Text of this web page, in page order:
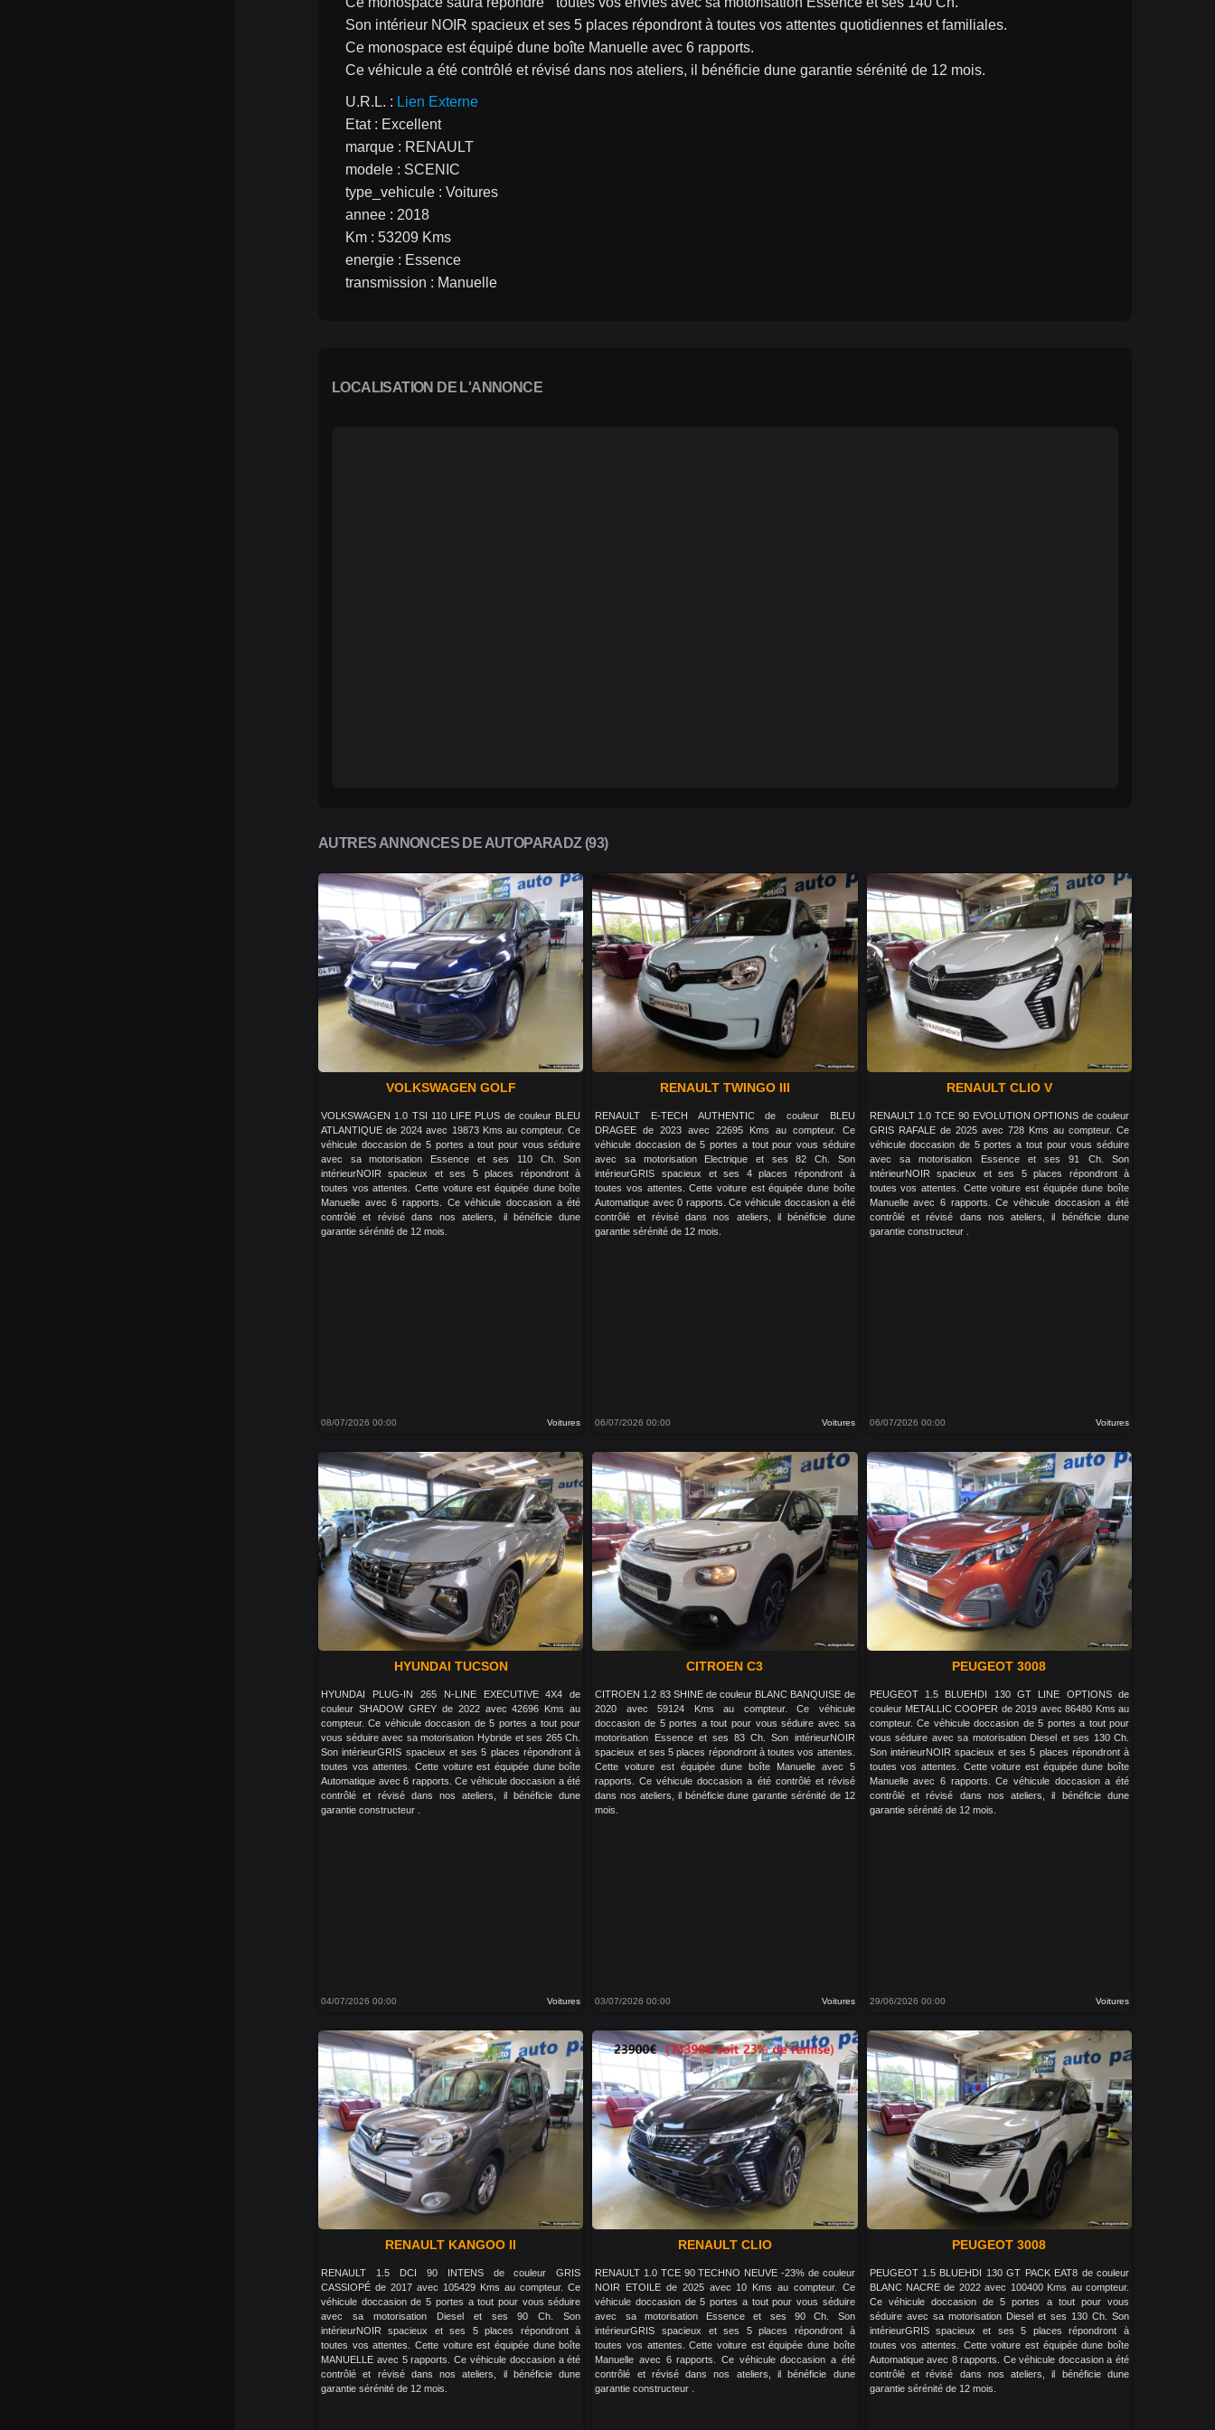
Son intérieur NOIR spacieux et ses 5 places répondront à toutes vos attentes quotidiennes et familiales.
Ce monospace est équipé dune boîte Manuelle avec 6 rapports.
Ce véhicule a été contrôlé et révisé dans nos ateliers, il bénéficie dune garantie sérénité de 12 mois.
U.R.L. : Lien Externe
Etat : Excellent
marque : RENAULT
modele : SCENIC
type_vehicule : Voitures
annee : 2018
Km : 53209 Kms
energie : Essence
transmission : Manuelle
LOCALISATION DE L'ANNONCE
AUTRES ANNONCES DE AUTOPARADZ (93)
VOLKSWAGEN GOLF
VOLKSWAGEN 1.0 TSI 110 LIFE PLUS de couleur BLEU
ATLANTIQUE de 2024 avec 19873 Kms au compteur. Ce
véhicule doccasion de 5 portes a tout pour vous séduire
avec sa motorisation Essence et ses 110 Ch. Son
intérieurNOIR spacieux et ses 5 places répondront à
toutes vos attentes. Cette voiture est équipée dune boîte
Manuelle avec 6 rapports. Ce véhicule doccasion a été
contrôlé et révisé dans nos ateliers, il bénéficie dune
garantie sérénité de 12 mois.
08/07/2026 00:00 Voitures
RENAULT TWINGO III
RENAULT E-TECH AUTHENTIC de couleur BLEU
DRAGEE de 2023 avec 22695 Kms au compteur. Ce
véhicule doccasion de 5 portes a tout pour vous séduire
avec sa motorisation Electrique et ses 82 Ch. Son
intérieurGRIS spacieux et ses 4 places répondront à
toutes vos attentes. Cette voiture est équipée dune boîte
Automatique avec 0 rapports. Ce véhicule doccasion a été
contrôlé et révisé dans nos ateliers, il bénéficie dune
garantie sérénité de 12 mois.
06/07/2026 00:00 Voitures
RENAULT CLIO V
RENAULT 1.0 TCE 90 EVOLUTION OPTIONS de couleur
GRIS RAFALE de 2025 avec 728 Kms au compteur. Ce
véhicule doccasion de 5 portes a tout pour vous séduire
avec sa motorisation Essence et ses 91 Ch. Son
intérieurNOIR spacieux et ses 5 places répondront à
toutes vos attentes. Cette voiture est équipée dune boîte
Manuelle avec 6 rapports. Ce véhicule doccasion a été
contrôlé et révisé dans nos ateliers, il bénéficie dune
garantie constructeur .
06/07/2026 00:00 Voitures
HYUNDAI TUCSON
HYUNDAI PLUG-IN 265 N-LINE EXECUTIVE 4X4 de
couleur SHADOW GREY de 2022 avec 42696 Kms au
compteur. Ce véhicule doccasion de 5 portes a tout pour
vous séduire avec sa motorisation Hybride et ses 265 Ch.
Son intérieurGRIS spacieux et ses 5 places répondront à
toutes vos attentes. Cette voiture est équipée dune boîte
Automatique avec 6 rapports. Ce véhicule doccasion a été
contrôlé et révisé dans nos ateliers, il bénéficie dune
garantie constructeur .
04/07/2026 00:00 Voitures
CITROEN C3
CITROEN 1.2 83 SHINE de couleur BLANC BANQUISE de
2020 avec 59124 Kms au compteur. Ce véhicule
doccasion de 5 portes a tout pour vous séduire avec sa
motorisation Essence et ses 83 Ch. Son intérieurNOIR
spacieux et ses 5 places répondront à toutes vos attentes.
Cette voiture est équipée dune boîte Manuelle avec 5
rapports. Ce véhicule doccasion a été contrôlé et révisé
dans nos ateliers, il bénéficie dune garantie sérénité de 12
mois.
03/07/2026 00:00 Voitures
PEUGEOT 3008
PEUGEOT 1.5 BLUEHDI 130 GT LINE OPTIONS de
couleur METALLIC COOPER de 2019 avec 86480 Kms au
compteur. Ce véhicule doccasion de 5 portes a tout pour
vous séduire avec sa motorisation Diesel et ses 130 Ch.
Son intérieurNOIR spacieux et ses 5 places répondront à
toutes vos attentes. Cette voiture est équipée dune boîte
Manuelle avec 6 rapports. Ce véhicule doccasion a été
contrôlé et révisé dans nos ateliers, il bénéficie dune
garantie sérénité de 12 mois.
29/06/2026 00:00 Voitures
RENAULT KANGOO II
RENAULT 1.5 DCI 90 INTENS de couleur GRIS
CASSIOPÉ de 2017 avec 105429 Kms au compteur. Ce
véhicule doccasion de 5 portes a tout pour vous séduire
avec sa motorisation Diesel et ses 90 Ch. Son
intérieurNOIR spacieux et ses 5 places répondront à
toutes vos attentes. Cette voiture est équipée dune boîte
MANUELLE avec 5 rapports. Ce véhicule doccasion a été
contrôlé et révisé dans nos ateliers, il bénéficie dune
garantie sérénité de 12 mois.
RENAULT CLIO
RENAULT 1.0 TCE 90 TECHNO NEUVE -23% de couleur
NOIR ETOILE de 2025 avec 10 Kms au compteur. Ce
véhicule doccasion de 5 portes a tout pour vous séduire
avec sa motorisation Essence et ses 90 Ch. Son
intérieurGRIS spacieux et ses 5 places répondront à
toutes vos attentes. Cette voiture est équipée dune boîte
Manuelle avec 6 rapports. Ce véhicule doccasion a été
contrôlé et révisé dans nos ateliers, il bénéficie dune
garantie constructeur .
PEUGEOT 3008
PEUGEOT 1.5 BLUEHDI 130 GT PACK EAT8 de couleur
BLANC NACRE de 2022 avec 100400 Kms au compteur.
Ce véhicule doccasion de 5 portes a tout pour vous
séduire avec sa motorisation Diesel et ses 130 Ch. Son
intérieurGRIS spacieux et ses 5 places répondront à
toutes vos attentes. Cette voiture est équipée dune boîte
Automatique avec 8 rapports. Ce véhicule doccasion a été
contrôlé et révisé dans nos ateliers, il bénéficie dune
garantie sérénité de 12 mois.